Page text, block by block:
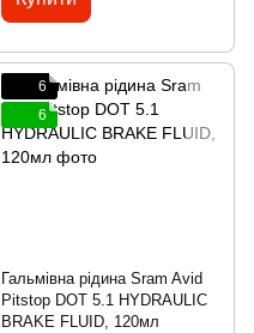
6
6
Гальмівна рідина Sram Avid
Pitstop DOT 5.1 HYDRAULIC
BRAKE FLUID, 120мл